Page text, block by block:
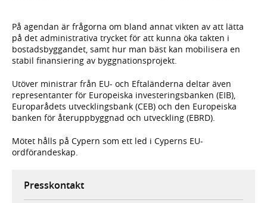
På agendan är frågorna om bland annat vikten av att lätta
på det administrativa trycket för att kunna öka takten i
bostadsbyggandet, samt hur man bäst kan mobilisera en
stabil finansiering av byggnationsprojekt.
Utöver ministrar från EU- och Eftaländerna deltar även
representanter för Europeiska investeringsbanken (EIB),
Europarådets utvecklingsbank (CEB) och den Europeiska
banken för återuppbyggnad och utveckling (EBRD).
Mötet hålls på Cypern som ett led i Cyperns EU-
ordförandeskap.
Presskontakt